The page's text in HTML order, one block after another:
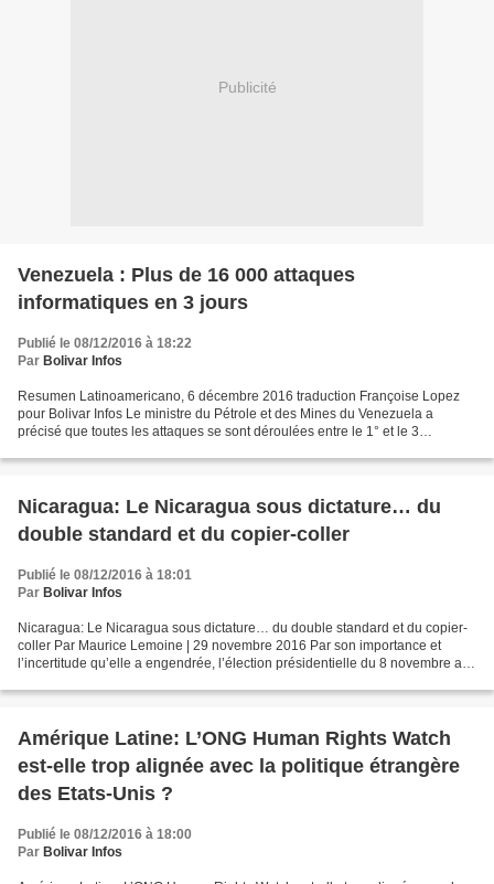
Publicité
Venezuela : Plus de 16 000 attaques
informatiques en 3 jours
Publié le 08/12/2016 à 18:22
Par Bolivar Infos
Resumen Latinoamericano, 6 décembre 2016 traduction Françoise Lopez
pour Bolivar Infos Le ministre du Pétrole et des Mines du Venezuela a
précisé que toutes les attaques se sont déroulées entre le 1° et le 3
Nicaragua: Le Nicaragua sous dictature… du
double standard et du copier-coller
Publié le 08/12/2016 à 18:01
Par Bolivar Infos
Nicaragua: Le Nicaragua sous dictature… du double standard et du copier-
coller Par Maurice Lemoine | 29 novembre 2016 Par son importance et
l’incertitude qu’elle a engendrée, l’élection présidentielle du 8 novembre aux
Amérique Latine: L’ONG Human Rights Watch
est-elle trop alignée avec la politique étrangère
des Etats-Unis ?
Publié le 08/12/2016 à 18:00
Par Bolivar Infos